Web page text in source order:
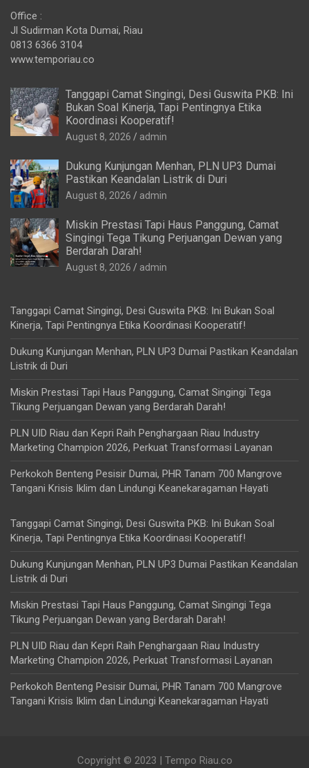
Office :
Jl Sudirman Kota Dumai, Riau
0813 6366 3104
www.temporiau.co
Tanggapi Camat Singingi, Desi Guswita PKB: Ini
Bukan Soal Kinerja, Tapi Pentingnya Etika
Koordinasi Kooperatif!
August 8, 2026 admin
Dukung Kunjungan Menhan, PLN UP3 Dumai
Pastikan Keandalan Listrik di Duri
August 8, 2026 admin
Miskin Prestasi Tapi Haus Panggung, Camat
Singingi Tega Tikung Perjuangan Dewan yang
Berdarah Darah!
August 8, 2026 admin
Tanggapi Camat Singingi, Desi Guswita PKB: Ini Bukan Soal
Kinerja, Tapi Pentingnya Etika Koordinasi Kooperatif!
Dukung Kunjungan Menhan, PLN UP3 Dumai Pastikan Keandalan
Listrik di Duri
Miskin Prestasi Tapi Haus Panggung, Camat Singingi Tega
Tikung Perjuangan Dewan yang Berdarah Darah!
PLN UID Riau dan Kepri Raih Penghargaan Riau Industry
Marketing Champion 2026, Perkuat Transformasi Layanan
Perkokoh Benteng Pesisir Dumai, PHR Tanam 700 Mangrove
Tangani Krisis Iklim dan Lindungi Keanekaragaman Hayati
Tanggapi Camat Singingi, Desi Guswita PKB: Ini Bukan Soal
Kinerja, Tapi Pentingnya Etika Koordinasi Kooperatif!
Dukung Kunjungan Menhan, PLN UP3 Dumai Pastikan Keandalan
Listrik di Duri
Miskin Prestasi Tapi Haus Panggung, Camat Singingi Tega
Tikung Perjuangan Dewan yang Berdarah Darah!
PLN UID Riau dan Kepri Raih Penghargaan Riau Industry
Marketing Champion 2026, Perkuat Transformasi Layanan
Perkokoh Benteng Pesisir Dumai, PHR Tanam 700 Mangrove
Tangani Krisis Iklim dan Lindungi Keanekaragaman Hayati
Copyright © 2023 | Tempo Riau.co